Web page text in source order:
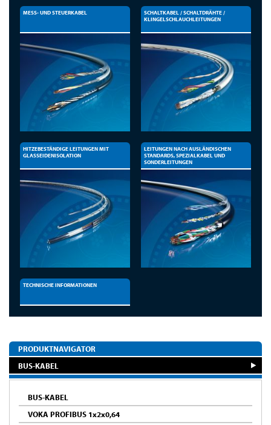
MESS- UND STEUERKABEL
SCHALTKABEL / SCHALTDRÄHTE /
KLINGELSCHLAUCHLEITUNGEN
HITZEBESTÄNDIGE LEITUNGEN MIT
GLASSEIDENISOLATION
LEITUNGEN NACH AUSLÄNDISCHEN
STANDARDS, SPEZIALKABEL UND
SONDERLEITUNGEN
TECHNISCHE INFORMATIONEN
PRODUKTNAVIGATOR
BUS-KABEL
BUS-KABEL
VOKA PROFIBUS 1x2x0,64